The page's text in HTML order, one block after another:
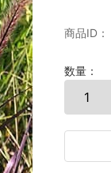
商品ID：
数量：